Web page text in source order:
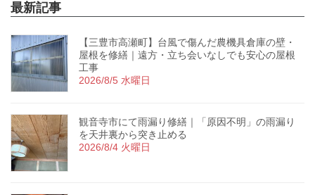
最新記事
【三豊市高瀬町】台風で傷んだ農機具倉庫の壁・
屋根を修繕｜遠方・立ち会いなしでも安心の屋根
工事
2026/8/5 水曜日
観音寺市にて雨漏り修繕｜「原因不明」の雨漏り
を天井裏から突き止める
2026/8/4 火曜日